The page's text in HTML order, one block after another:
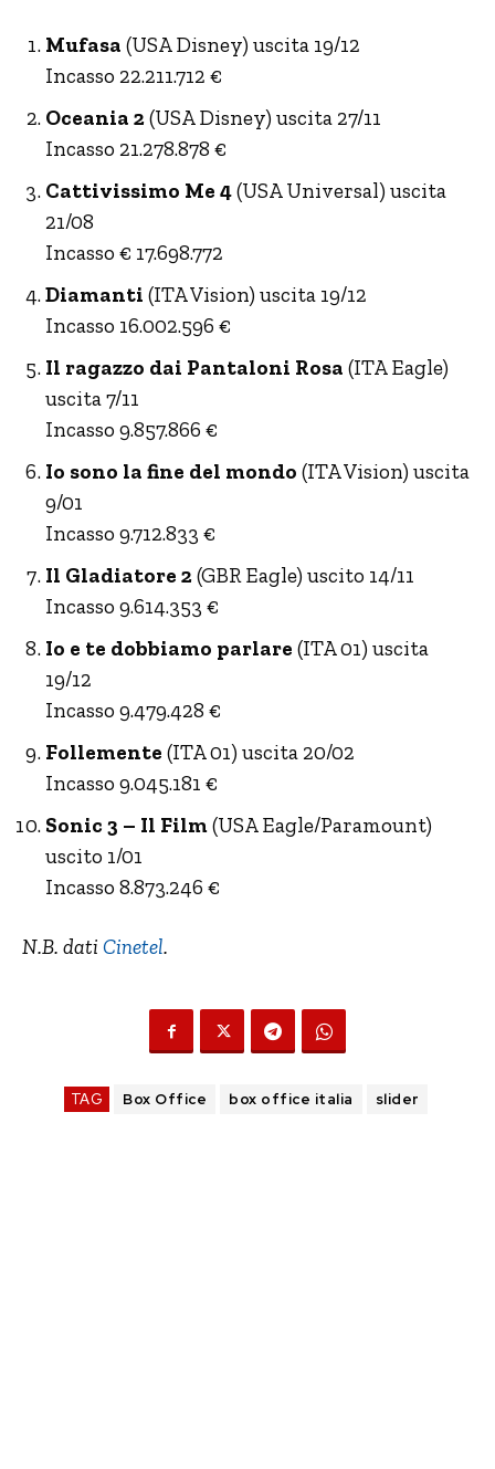
Mufasa (USA Disney) uscita 19/12
Incasso 22.211.712 €
Oceania 2(USA Disney) uscita 27/11
Incasso 21.278.878 €
Cattivissimo Me 4(USA Universal) uscita
21/08
Incasso € 17.698.772
Diamanti (ITA Vision) uscita 19/12
Incasso 16.002.596 €
Il ragazzo dai Pantaloni Rosa (ITA Eagle)
uscita 7/11
Incasso 9.857.866 €
Io sono la fine del mondo (ITA Vision) uscita
9/01
Incasso 9.712.833 €
Il Gladiatore 2(GBR Eagle) uscito 14/11
Incasso 9.614.353 €
Io e te dobbiamo parlare (ITA 01) uscita
19/12
Incasso 9.479.428 €
Follemente (ITA 01) uscita 20/02
Incasso 9.045.181 €
Sonic 3 – Il Film(USA Eagle/Paramount)
uscito 1/01
Incasso 8.873.246 €
N.B. dati Cinetel.
TAG Box Office box office italia slider